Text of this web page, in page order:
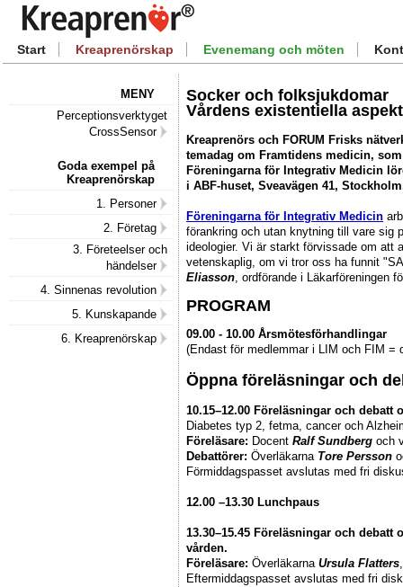
Start Kreaprenörskap Evenemang och möten
MENY
Perceptionsverktyget
CrossSensor
Goda exempel på
Kreaprenörskap
1. Personer
2. Företag
3. Företeelser och
händelser
4. Sinnenas revolution
5. Kunskapande
6. Kreaprenörskap
Socker och folksjukdomar
Vårdens existentiella
Kreaprenörs och FORUM Frisks
temadag om Framtidens medicin,
Föreningarna för Integrativ Medicin
i ABF-huset, Sveavägen 41,
Föreningarna för Integrativ Medicin
förankring och utan knytning till vare sig
ideologier. Vi är starkt förvissade om att
vetenskaplig, om vi tror oss ha funnit
Eliasson , ordförande i Läkarföreningen
PROGRAM
09.00 - 10.00 Årsmötesförhandlingar
(Endast för medlemmar i LIM och FIM =
Öppna föreläsningar och
10.15–12.00 Föreläsningar och debatt
Diabetes typ 2, fetma, cancer och
Föreläsare: Docent Ralf Sundberg och
Debattörer: Överläkarna Tore Persson
Förmiddagspasset avslutas med fri
12.00 –13.30 Lunchpaus
13.30–15.45 Föreläsningar och debatt
vården.
Föreläsare: Överläkarna Ursula Flatters
Eftermiddagspasset avslutas med fri